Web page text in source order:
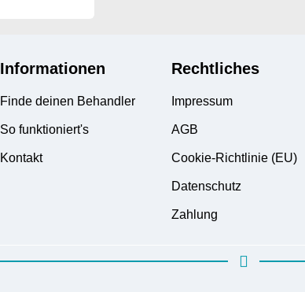
Informationen
Finde deinen Behandler
So funktioniert's
Kontakt
Rechtliches
Impressum
AGB
Cookie-Richtlinie (EU)
Datenschutz
Zahlung